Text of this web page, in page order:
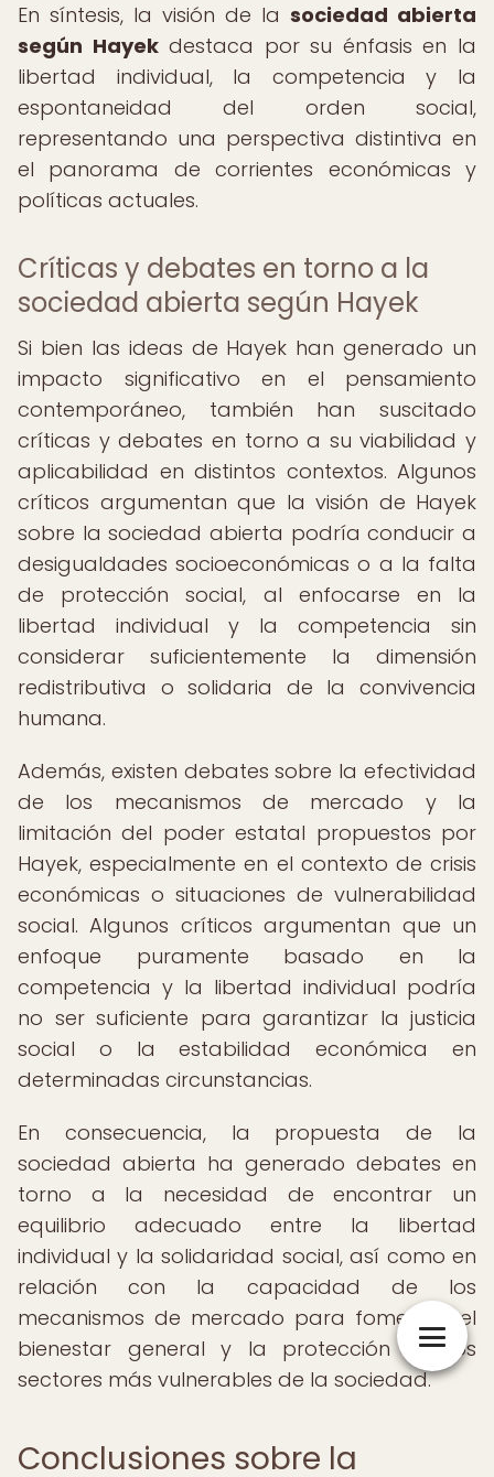
En síntesis, la visión de la sociedad abierta
según Hayekdestaca por su énfasis en la
libertad individual, la competencia y la
espontaneidad del orden social,
representando una perspectiva distintiva en
el panorama de corrientes económicas y
políticas actuales.
Críticas y debates en torno a la
sociedad abierta según Hayek
Si bien las ideas de Hayek han generado un
impacto significativo en el pensamiento
contemporáneo, también han suscitado
críticas y debates en torno a su viabilidad y
aplicabilidad en distintos contextos. Algunos
críticos argumentan que la visión de Hayek
sobre la sociedad abierta podría conducir a
desigualdades socioeconómicas o a la falta
de protección social, al enfocarse en la
libertad individual y la competencia sin
considerar suficientemente la dimensión
redistributiva o solidaria de la convivencia
humana.
Además, existen debates sobre la efectividad
de los mecanismos de mercado y la
limitación del poder estatal propuestos por
Hayek, especialmente en el contexto de crisis
económicas o situaciones de vulnerabilidad
social. Algunos críticos argumentan que un
enfoque puramente basado en la
competencia y la libertad individual podría
no ser suficiente para garantizar la justicia
social o la estabilidad económica en
determinadas circunstancias.
En consecuencia, la propuesta de la
sociedad abierta ha generado debates en
torno a la necesidad de encontrar un
equilibrio adecuado entre la libertad
individual y la solidaridad social, así como en
relación con la capacidad de los
mecanismos de mercado para fomentar el
bienestar general y la protección de los
sectores más vulnerables de la sociedad.
Conclusiones sobre la